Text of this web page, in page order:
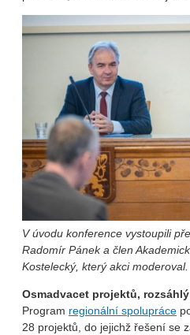
V úvodu konference vystoupili
Radomír Pánek a člen
Kostelecký, který akci moderoval.
Osmadvacet projektů,
Program regionální spolupráce
28 projektů, do jejichž řešení se